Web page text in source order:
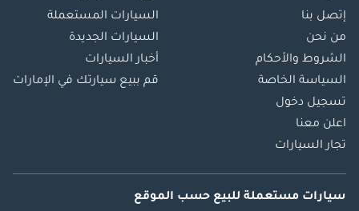
إتصل بنا
من نحن
الشروط والأحكام
السياسة الخاصة
تسجيل دخول
اعلن معنا
تجار السيارات
السيارات المستعملة
السيارات الجديدة
أخبار السيارات
قم ببيع سيارتك في الإمارات
سيارات مستعملة للبيع حسب الموقع